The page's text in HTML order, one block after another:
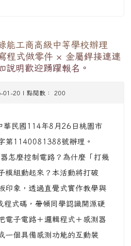
能工商高級中等學校辦理
程式做零件 × 金屬銲接連連
說明歡迎踴躍報名。
01-20 | 點閱數： 200
華民國114年8月26日桃園市
第1140081388號辦理。
怎麼控制電路？為什麼「打幾
模組動起來？本活動將打破
印象，透過直覺式實作教學與
程式碼，帶領同學認識開源硬
電子電路＋邏輯程式＋感測器
一個具備感測功能的互動裝